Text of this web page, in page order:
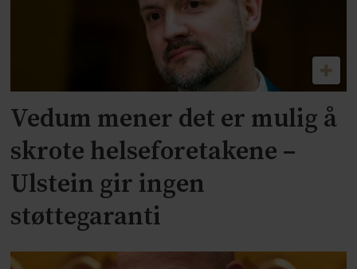
Vedum mener det er mulig å
skrote helseforetakene –
Ulstein gir ingen
støttegaranti